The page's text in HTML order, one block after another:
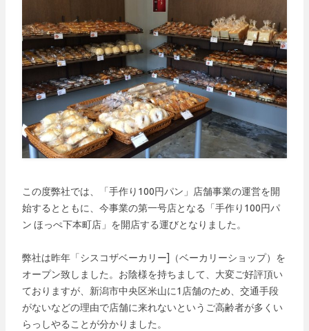
この度弊社では、「手作り100円パン」店舗事業の運営を開
始するとともに、今事業の第一号店となる「手作り100円パ
ン ほっぺ下本町店」を開店する運びとなりました。
弊社は昨年「シスコザベーカリー]（ベーカリーショップ）を
オープン致しました。お陰様を持ちまして、大変ご好評頂い
ておりますが、新潟市中央区米山に1店舗のため、交通手段
がないなどの理由で店舗に来れないというご高齢者が多くい
らっしやることが分かりました。